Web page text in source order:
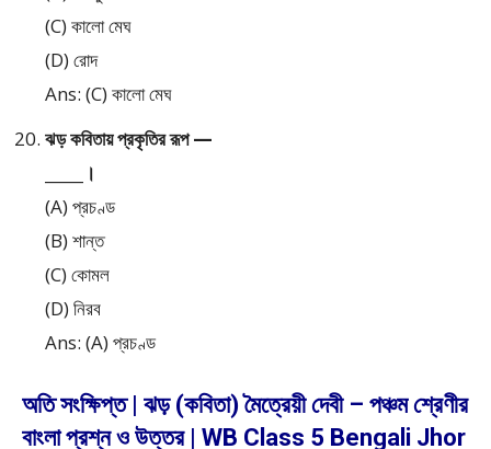
(C) কালো মেঘ
(D) রোদ
Ans: (C) কালো মেঘ
ঝড় কবিতায় প্রকৃতির রূপ —
_____।
(A) প্রচণ্ড
(B) শান্ত
(C) কোমল
(D) নিরব
Ans: (A) প্রচণ্ড
অতি সংক্ষিপ্ত | ঝড় (কবিতা) মৈত্রেয়ী দেবী – পঞ্চম শ্রেণীর
বাংলা প্রশ্ন ও উত্তর | WB Class 5 Bengali Jhor